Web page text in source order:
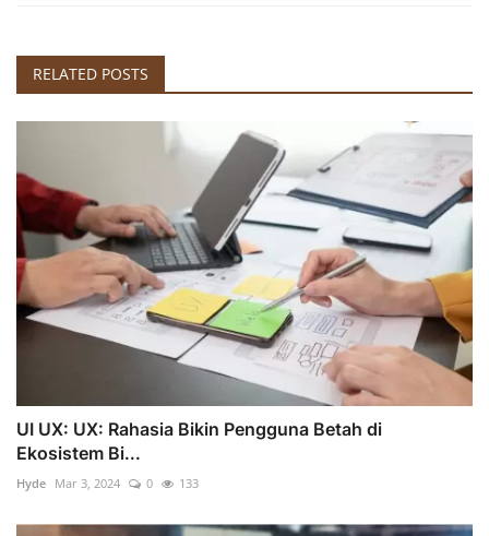
RELATED POSTS
UI UX: UX: Rahasia Bikin Pengguna Betah di
Ekosistem Bi...
Hyde Mar 3, 2024 0 133